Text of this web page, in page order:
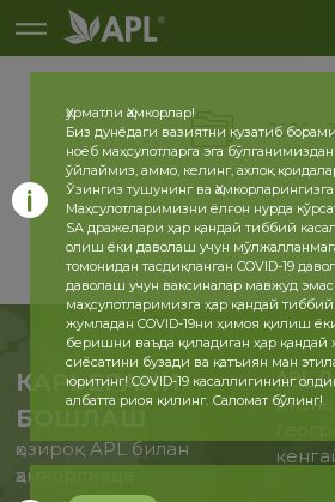
2026
КАРЬЕРАНИ
БОШЛАШ
ҳозироқ APL билан
ҳамкорликда
APL
Ҳурматли Ҳамкорлар!
Биз дунёдаги вазиятни кузатиб
ноёб маҳсулотларга эга
ўйлаймиз, аммо, келинг, ахлоқ
Ўзингиз тушунинг ва
Маҳсулотларимизни ёлғон нурда
SA дражелари ҳар қандай тиббий
олиш ёки даволаш учун
томонидан тасдиқланган COVID-19
даволаш учун ваксиналар мавжуд
маҳсулотларимизга ҳар қандай
жумладан COVID-19ни ҳимоя қилиш
беришни ваъда қиладиган ҳар қандай
сиёсатини бузади ва қатъиян ман
юритинг! COVID-19 касаллигининг
албатта риоя қилинг. Саломат бўлинг!